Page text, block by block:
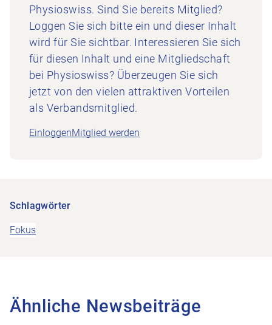
Physioswiss. Sind Sie bereits Mitglied?
Loggen Sie sich bitte ein und dieser Inhalt
wird für Sie sichtbar. Interessieren Sie sich
für diesen Inhalt und eine Mitgliedschaft
bei Physioswiss? Überzeugen Sie sich
jetzt von den vielen attraktiven Vorteilen
als Verbandsmitglied.
EinloggenMitglied werden
Schlagwörter
Fokus
Ähnliche Newsbeiträge